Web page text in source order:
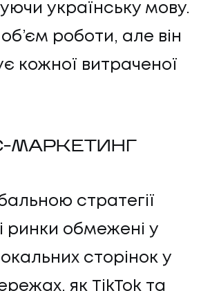
українську мову.
роботи, але він
кожної витраченої
МАРКЕТИНГ
стратегії
ринки обмежені у
сторінок у
як TikTok та